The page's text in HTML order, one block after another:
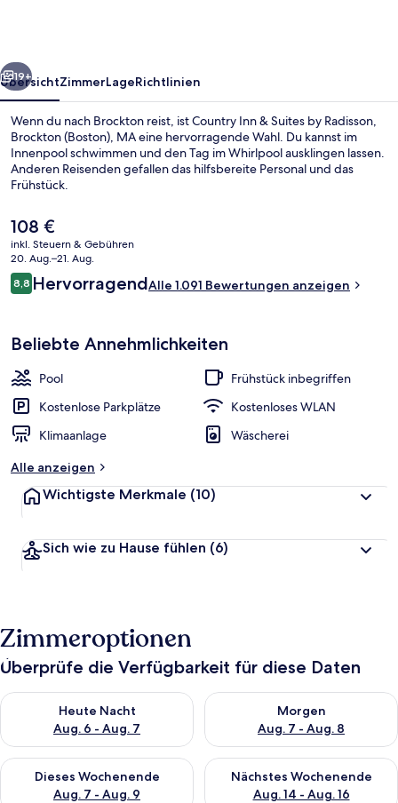
Brockton
(Boston),
MA
Weiter
19+
ÜbersichtZimmerLageRichtlinien
Wenn du nach Brockton reist, ist Country Inn & Suites by Radisson,
Brockton (Boston), MA eine hervorragende Wahl. Du kannst im
Innenpool schwimmen und den Tag im Whirlpool ausklingen lassen.
Anderen Reisenden gefallen das hilfsbereite Personal und das
Frühstück.
Der
aktuelle
Preis
beträgt
108 €.
108 €
inkl. Steuern & Gebühren
20. Aug.–21. Aug.
Bewertungen
8,88,8 von 10.
HervorragendAlle 1.091 Bewertungen anzeigen
Beliebte Annehmlichkeiten
Pool
Frühstück inbegriffen
Kostenlose Parkplätze
Kostenloses WLAN
Klimaanlage
Wäscherei
Alle anzeigen
Wichtigste Merkmale (10)
Sich wie zu Hause fühlen (6)
Zimmeroptionen
Überprüfe die Verfügbarkeit für diese Daten
Heute Nacht
Aug. 6 - Aug. 7
Überprüfe die Verfügbarkeit für heute Nacht, Aug. 6 - Aug. 7.
Morgen
Aug. 7 - Aug. 8
Überprüfe die Verfügbarkeit
Dieses Wochenende
Aug. 7 - Aug. 9
Überprüfe die Verfügbarkeit für dieses Wochenende, Aug. 7
Nächstes Wochenende
Aug. 14 - Aug. 16
Überprüfe die Verfügbarkeit